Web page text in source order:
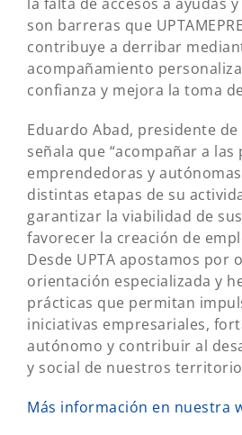
son barreras que
contribuye a derribar
acompañamiento
confianza y mejora la toma
Eduardo Abad, presidente de
señala que “acompañar a las
emprendedoras y
distintas etapas de su
garantizar la viabilidad de
favorecer la creación de
Desde UPTA apostamos por
orientación especializada y
prácticas que permitan
iniciativas empresariales,
autónomo y contribuir al
y social de nuestros
Más información en nuestra